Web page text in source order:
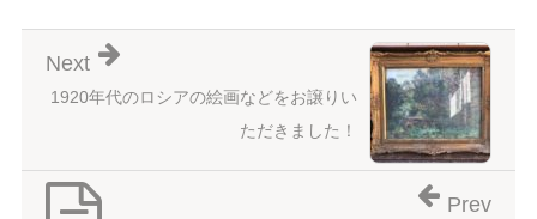
1920年代のロシアの絵画などをお譲りい
ただきました！
Next
Prev